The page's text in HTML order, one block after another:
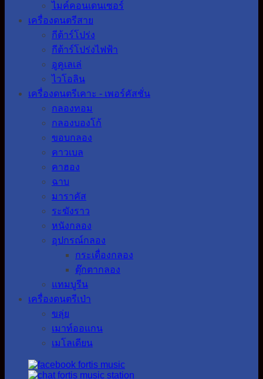
ไมค์คอนเดนเซอร์
เครื่องดนตรีสาย
กีต้าร์โปร่ง
กีต้าร์โปร่งไฟฟ้า
อูคูเลเล่
ไวโอลิน
เครื่องดนตรีเคาะ - เพอร์คัสชั่น
กลองทอม
กลองบองโก้
ขอบกลอง
คาวเบล
คาฮอง
ฉาบ
มาราคัส
ระฆังราว
หนังกลอง
อุปกรณ์กลอง
กระเดื่องกลอง
ตุ๊กตากลอง
แทมบูรีน
เครื่องดนตรีเป่า
ขลุ่ย
เมาท์ออแกน
เมโลเดียน